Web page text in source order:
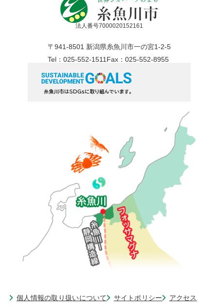
法人番号7000020152161
〒941-8501 新潟県糸魚川市一の宮1-2-5
Tel：025-552-1511Fax：025-552-8955
個人情報の取り扱いについて サイトポリシー アクセス